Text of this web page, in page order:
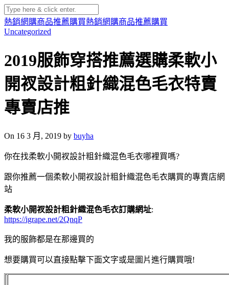
熱銷網購商品推薦購買熱銷網購商品推薦購買
Uncategorized
2019服飾穿搭推薦選購柔軟小
開衩設計粗針織混色毛衣特賣
專賣店推
On 16 3 月, 2019 by buyha
你在找柔軟小開衩設計粗針織混色毛衣哪裡買嗎?
跟你推薦一個柔軟小開衩設計粗針織混色毛衣購買的專賣店網
站
柔軟小開衩設計粗針織混色毛衣訂購網址:
https://igrape.net/2QnqP
我的服飾都是在那邊買的
想要購買可以直接點擊下面文字或是圖片進行購買哦!